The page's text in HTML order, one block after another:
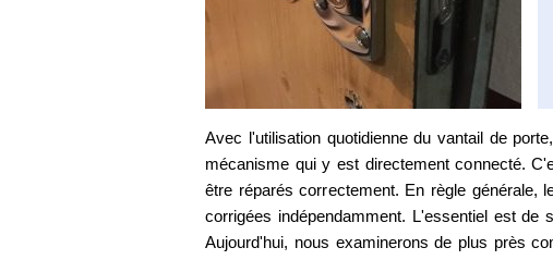
Avec l'utilisation quotidienne du vantail de
mécanisme qui y est directement connecté.
être réparés correctement. En règle générale,
corrigées indépendamment. L'essentiel est
Aujourd'hui, nous examinerons de plus près